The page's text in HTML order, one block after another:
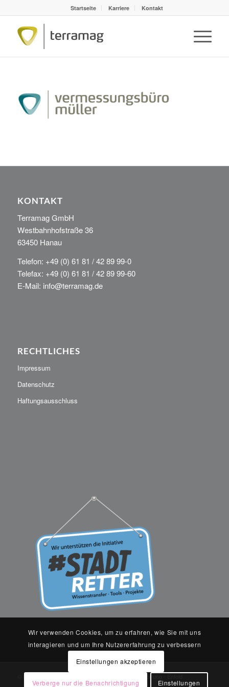
Startseite Karriere Kontakt
KONTAKT
Terramag GmbH
Westbahnhofstraße 36
63450 Hanau
Telefon: +49 (0) 61 81 / 42 89 99-0
Telefax: +49 (0) 61 81 / 42 89 99-60
E-Mail: info@terramag.de
RECHTLICHES
Impressum
Datenschutz
Haftungsausschluss
© Copyright Terramag - Ganzheitliche Baulandentwicklung -
Wir verwenden Cookies, um zu erfahren, wie Sie mit uns
interagieren und um Ihre Nutzererfahrung zu verbessern
Einstellungen akzeptieren
Verberge nur die Benachrichtigung Einstellungen